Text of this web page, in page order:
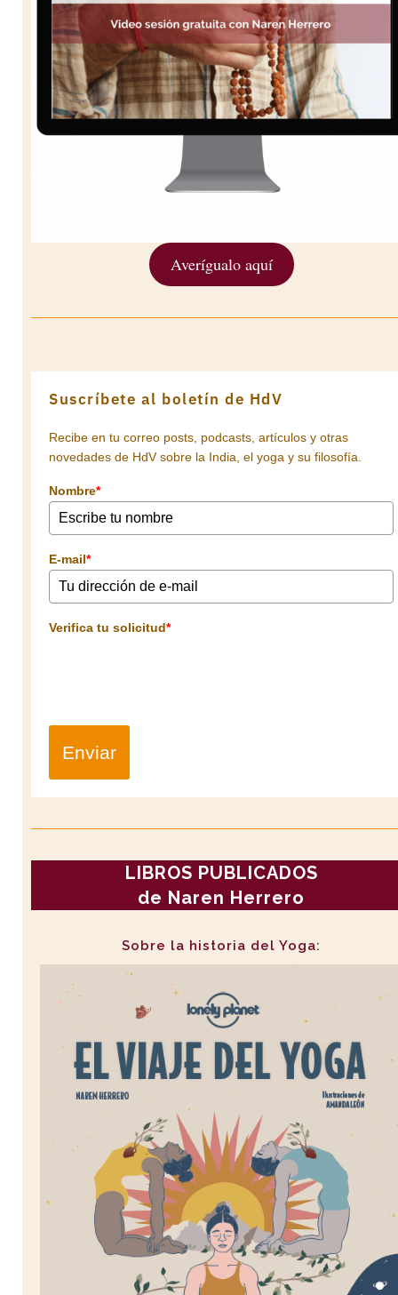
Averígualo aquí
Suscríbete al boletín de HdV
Recibe en tu correo posts, podcasts, artículos y otras
novedades de HdV sobre la India, el yoga y su filosofía.
Nombre*
E-mail*
Verifica tu solicitud*
Enviar
LIBROS PUBLICADOS
de Naren Herrero
Sobre la historia del Yoga: